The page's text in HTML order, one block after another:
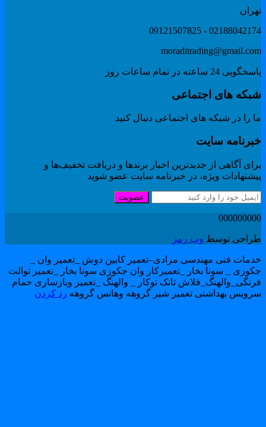
02188042174 -
24 ساعته در تمام ساعات روز
های اجتماعی
را در شبکه های اجتماعی دنبال کنید
سایت
آگاهی از جدیدترین اخبار برندها و دریافت تخفیف‌ها و
ویژه، در خبرنامه سایت عضو شوید
عضویت
توسطوب رمز
فنی مهندسی مرادی–تعمیر کابین دوش _تعمیر وان _
_ سونا بخار _تعمیرکار وان جکوزی سونا بخار _تعمیر توالت
تانک توکار _ والهنگ _تعمیر وبازسازی حمام
بهداشتی تعمیر شیر گروهه وهانس گروههرد کردن